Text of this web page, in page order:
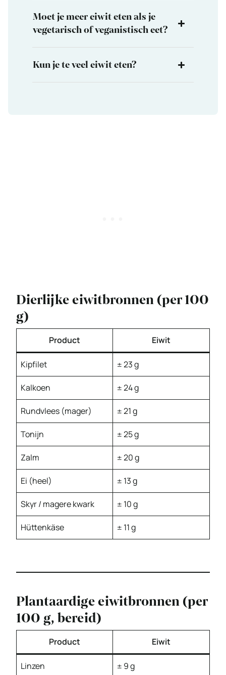
Moet je meer eiwit eten als je
vegetarisch of veganistisch eet?
Kun je te veel eiwit eten?
Dierlijke eiwitbronnen (per 100
g)
Product Eiwit
Kipfilet ± 23 g
Kalkoen ± 24 g
Rundvlees (mager) ± 21 g
Tonijn ± 25 g
Zalm ± 20 g
Ei (heel) ± 13 g
Skyr / magere kwark ± 10 g
Hüttenkäse ± 11 g
Plantaardige eiwitbronnen (per
100 g, bereid)
Product Eiwit
Linzen ± 9 g